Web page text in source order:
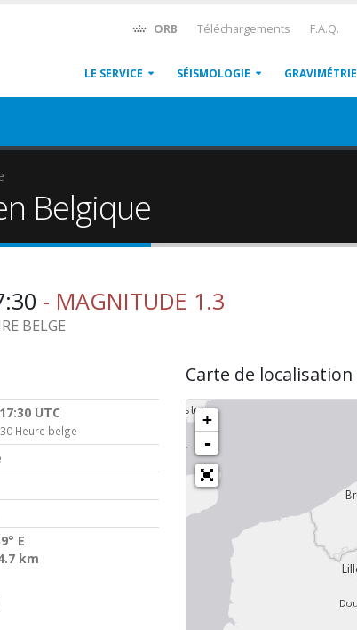
ORB Téléchargements F.A.Q.
LE SERVICE SÉISMOLOGIE GRAVIMÉTRIE
Belgique
- MAGNITUDE 1.3
BELGE
UTC
Heure belge
E
km
Carte de localisation
+
-